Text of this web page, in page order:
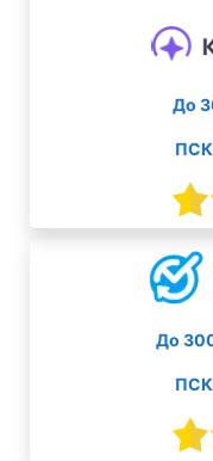
До
ПСК
До
ПСК